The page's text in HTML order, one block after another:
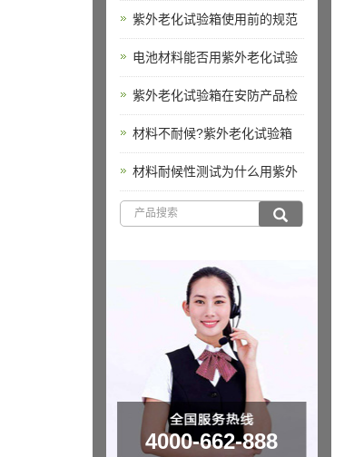
紫外老化试验箱使用前的规范
电池材料能否用紫外老化试验
紫外老化试验箱在安防产品检
材料不耐候?紫外老化试验箱
材料耐候性测试为什么用紫外
4000-662-888